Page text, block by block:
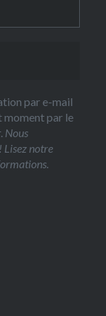
par e-mail
moment par le
Nous
Lisez notre